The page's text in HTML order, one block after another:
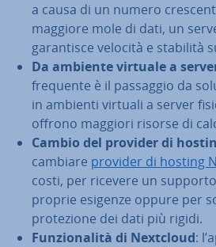
a causa di un numero
maggiore mole di dati, un
ga­ran­ti­sce velocità e stabilità
Da ambiente virtuale a
frequente è il passaggio da
in ambienti virtuali a server
offrono maggiori risorse di
Cambio del provider di
cambiare provider di hosting
costi, per ricevere un
proprie esigenze oppure per
pro­te­zio­ne dei dati più rigidi.
Fun­zio­na­li­tà di Nextcloud: